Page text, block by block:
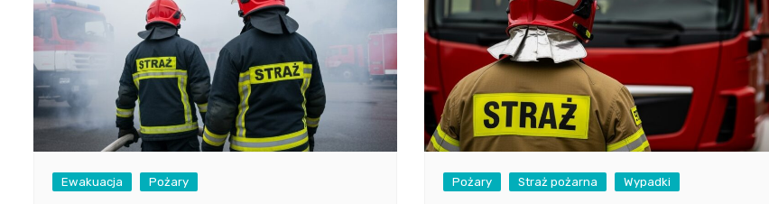
Ewakuacja Pożary Pożary Straż pożarna Wypadki